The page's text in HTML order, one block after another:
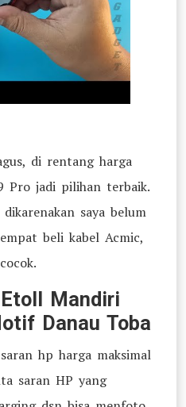
di rentang harga
Pro jadi pilihan terbaik.
saya belum
beli kabel Acmic,
Mandiri
Danau Toba
hp harga maksimal
saran HP yang